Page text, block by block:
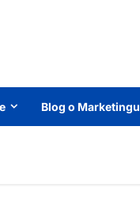
Blog o Marketingu